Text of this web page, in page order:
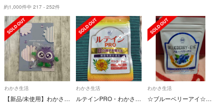
約1,000件中 217 - 252件
わかさ生活
【新品/未使用】わかさ生活 ブルブルくん
わかさ生活
ルテインPRO・わかさ生活
わかさ生活
☆ブルーベリーアイ☆31粒